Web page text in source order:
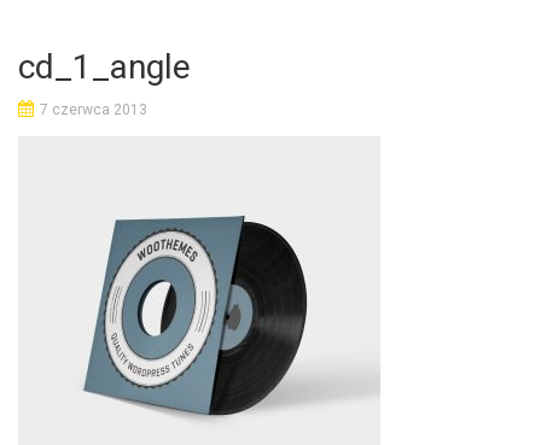
cd_1_angle
7 czerwca 2013